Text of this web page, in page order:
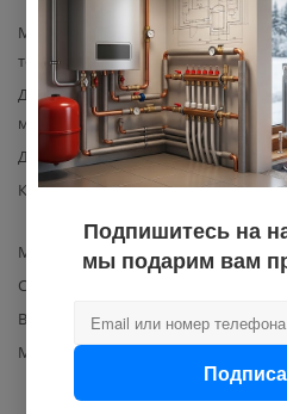
Максимальная температура
теплоносителя, °C
Давление рабочее
максимальное, бар
Давление рабочее, макс., бар
Комплектация
Межосевое расстояние
Способ подключения
Вид радиатора отопления
Материал изготовления
Подпишитесь на
мы подарим вам